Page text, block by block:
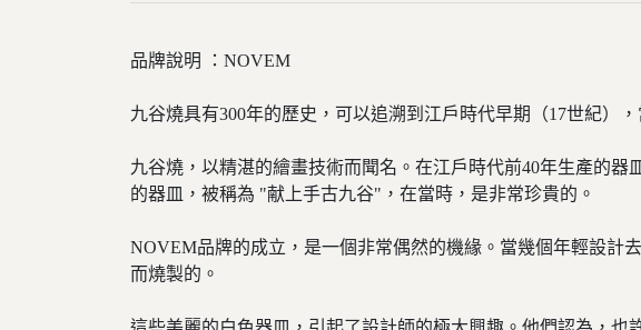
品牌說明 ：NOVEM
九谷燒具有300年的歷史，可以追溯到江戶時代早期（17世紀）
九谷燒，以精湛的繪畫技術而聞名。在江戶時代前40年生產的
的器皿，被稱為 "献上手古九谷"，在當時，是非常珍貴的。
NOVEM品牌的成立，是一個非常偶然的機緣。當幾個年輕設計
而燒製的。